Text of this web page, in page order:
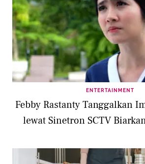
ENTERTAINMENT
Febby Rastanty Tanggalkan
lewat Sinetron SCTV